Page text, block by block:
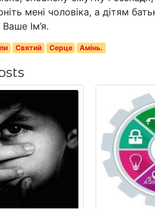
мені чоловіка, а дітям
Ім’я.
Святий Серце Амінь.